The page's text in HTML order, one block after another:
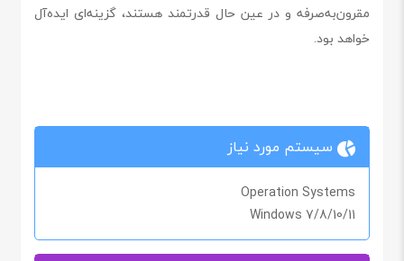
مقرون‌به‌صرفه و در عین حال قدرتمند هستند، گزینه‌ای ایده‌آل
خواهد بود.
سیستم مورد نیاز
Operation Systems
Windows 7/8/10/11